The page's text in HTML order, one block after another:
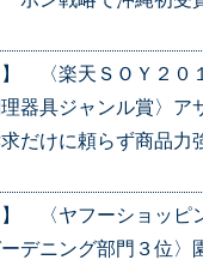
】 〈楽天ＳＯＹ２
器具ジャンル賞〉ア
だけに頼らず商品力
】 〈ヤフーショッピ
デニング部門３位〉